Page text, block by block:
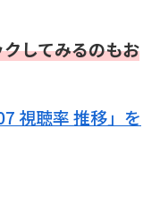
してみるのもお
視聴率 推移」を